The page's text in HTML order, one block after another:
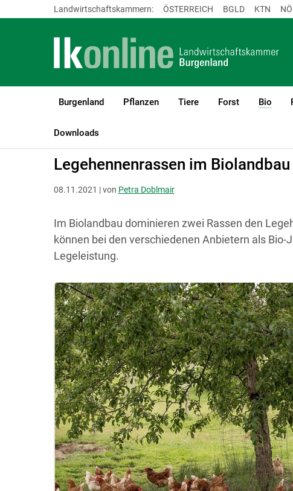
Landwirtschaftskammern: ÖSTERREICH BGLD KTN NÖ
Burgenland Pflanzen Tiere Forst Bio
Downloads
LK Burgenland
Legehennenrassen im Biolandbau
08.11.2021 | von Petra Doblmair
Im Biolandbau dominieren zwei Rassen den
können bei den verschiedenen Anbietern als
Legeleistung.